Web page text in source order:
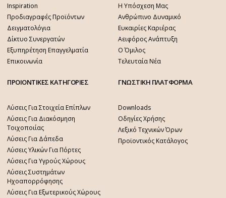
Inspiration
Προδιαγραφές Προϊόντων
Δειγματολόγια
Δίκτυο Συνεργατών
Εξυπηρέτηση Επαγγελματία
Επικοινωνία
Η Υπόσχεση Μας
Ανθρώπινο Δυναμικό
Ευκαιρίες Καριέρας
Αειφόρος Ανάπτυξη
Ο Όμιλος
Τελευταία Νέα
ΠΡΟΙΟΝΤΙΚΕΣ ΚΑΤΗΓΟΡΙΕΣ
Λύσεις Για Στοιχεία Επίπλων
Λύσεις Για Διακόσμηση
Τοιχοποιίας
Λύσεις Για Δάπεδα
Λύσεις Υλικών Για Πόρτες
Λύσεις Για Υγρούς Χώρους
Λύσεις Συστημάτων
Ηχοαπορρόφησης
Λύσεις Για Εξωτερικούς Χώρους
ΓΝΩΣΤΙΚΗ ΠΛΑΤΦΟΡΜΑ
Downloads
Οδηγίες Χρήσης
Λεξικό Τεχνικών Όρων
Προϊοντικός Κατάλογος